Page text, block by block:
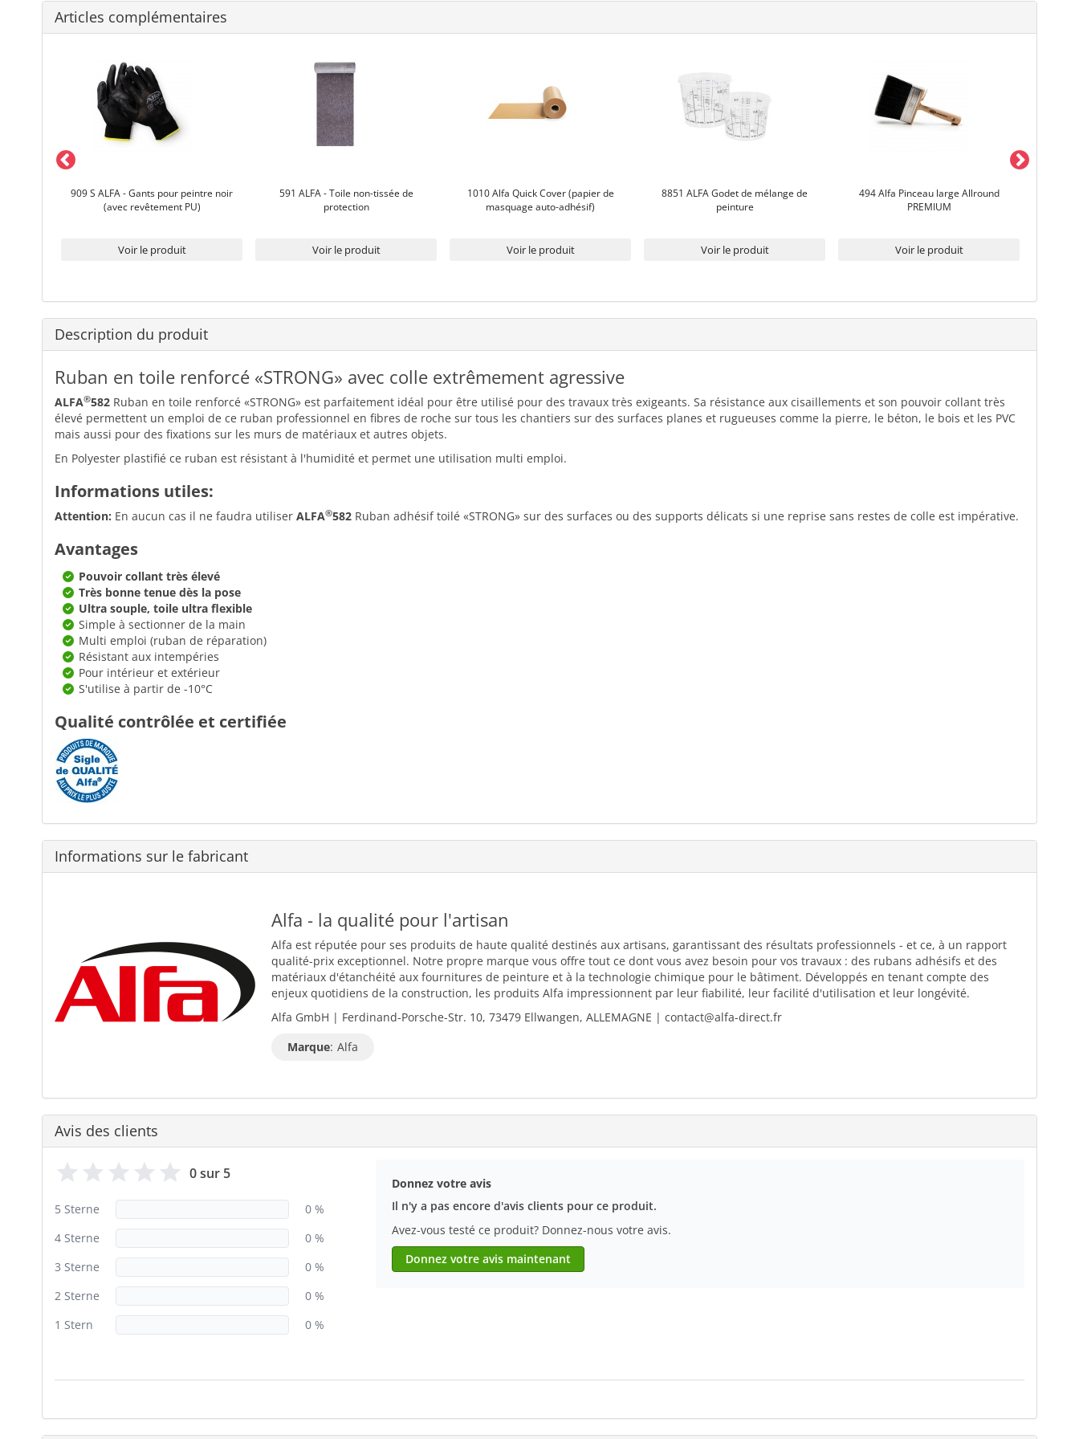
Articles complémentaires
909 S ALFA - Gants pour peintre noir
(avec revêtement PU)
Voir le produit
591 ALFA - Toile non-tissée de
protection
Voir le produit
1010 Alfa Quick Cover (papier de
masquage auto-adhésif)
Voir le produit
8851 ALFA Godet de mélange de
peinture
Voir le produit
494 Alfa Pinceau large Allround
PREMIUM
Voir le produit
Description du produit
Ruban en toile renforcé «STRONG» avec colle extrêmement agressive
ALFA®582 Ruban en toile renforcé «STRONG» est parfaitement idéal pour être utilisé pour des travaux très exigeants. Sa résistance aux cisaillements et son pouvoir collant très
élevé permettent un emploi de ce ruban professionnel en fibres de roche sur tous les chantiers sur des surfaces planes et rugueuses comme la pierre, le béton, le bois et les PVC
mais aussi pour des fixations sur les murs de matériaux et autres objets.
En Polyester plastifié ce ruban est résistant à l'humidité et permet une utilisation multi emploi.
Informations utiles:
Attention: En aucun cas il ne faudra utiliser ALFA®582 Ruban adhésif toilé «STRONG» sur des surfaces ou des supports délicats si une reprise sans restes de colle est impérative.
Avantages
Pouvoir collant très élevé
Très bonne tenue dès la pose
Ultra souple, toile ultra flexible
Simple à sectionner de la main
Multi emploi (ruban de réparation)
Résistant aux intempéries
Pour intérieur et extérieur
S'utilise à partir de -10°C
Qualité contrôlée et certifiée
Informations sur le fabricant
Alfa - la qualité pour l'artisan
Alfa est réputée pour ses produits de haute qualité destinés aux artisans, garantissant des résultats professionnels - et ce, à un rapport
qualité-prix exceptionnel. Notre propre marque vous offre tout ce dont vous avez besoin pour vos travaux : des rubans adhésifs et des
matériaux d'étanchéité aux fournitures de peinture et à la technologie chimique pour le bâtiment. Développés en tenant compte des
enjeux quotidiens de la construction, les produits Alfa impressionnent par leur fiabilité, leur facilité d'utilisation et leur longévité.
Alfa GmbH | Ferdinand-Porsche-Str. 10, 73479 Ellwangen, ALLEMAGNE | contact@alfa-direct.fr
Marque: Alfa
Avis des clients
0 sur 5
5 Sterne
0 %
4 Sterne
0 %
3 Sterne
0 %
2 Sterne
0 %
1 Stern
0 %
Donnez votre avis
Il n'y a pas encore d'avis clients pour ce produit.
Avez-vous testé ce produit? Donnez-nous votre avis.
Donnez votre avis maintenant